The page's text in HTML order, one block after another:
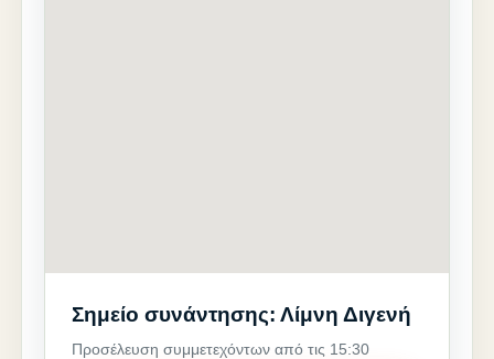
Σημείο συνάντησης: Λίμνη Διγενή
Προσέλευση συμμετεχόντων από τις 15:30